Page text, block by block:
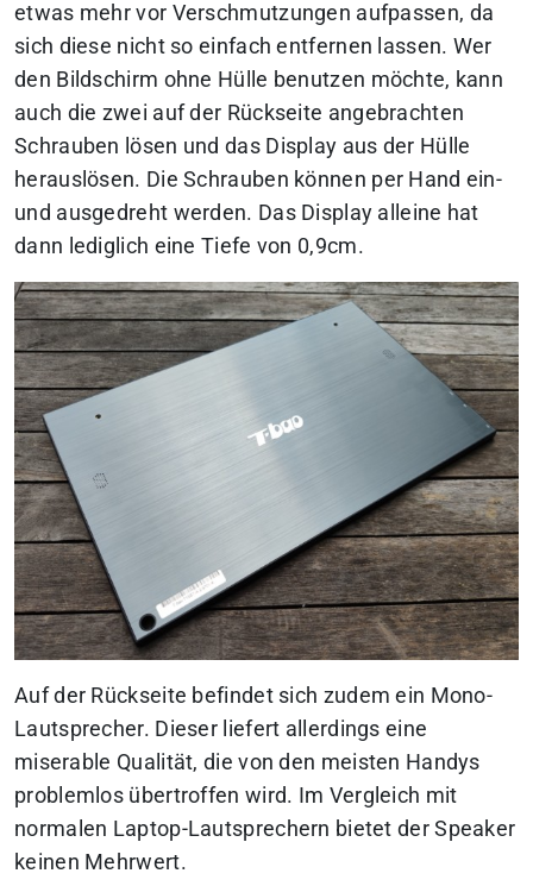
etwas mehr vor Verschmutzungen aufpassen, da
sich diese nicht so einfach entfernen lassen. Wer
den Bildschirm ohne Hülle benutzen möchte, kann
auch die zwei auf der Rückseite angebrachten
Schrauben lösen und das Display aus der Hülle
herauslösen. Die Schrauben können per Hand ein-
und ausgedreht werden. Das Display alleine hat
dann lediglich eine Tiefe von 0,9cm.
Auf der Rückseite befindet sich zudem ein Mono-
Lautsprecher. Dieser liefert allerdings eine
miserable Qualität, die von den meisten Handys
problemlos übertroffen wird. Im Vergleich mit
normalen Laptop-Lautsprechern bietet der Speaker
keinen Mehrwert.